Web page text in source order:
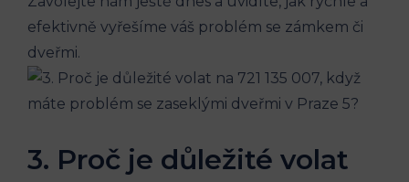
efektivně vyřešíme váš problém se zámkem či
dveřmi.
3. Proč je důležité volat